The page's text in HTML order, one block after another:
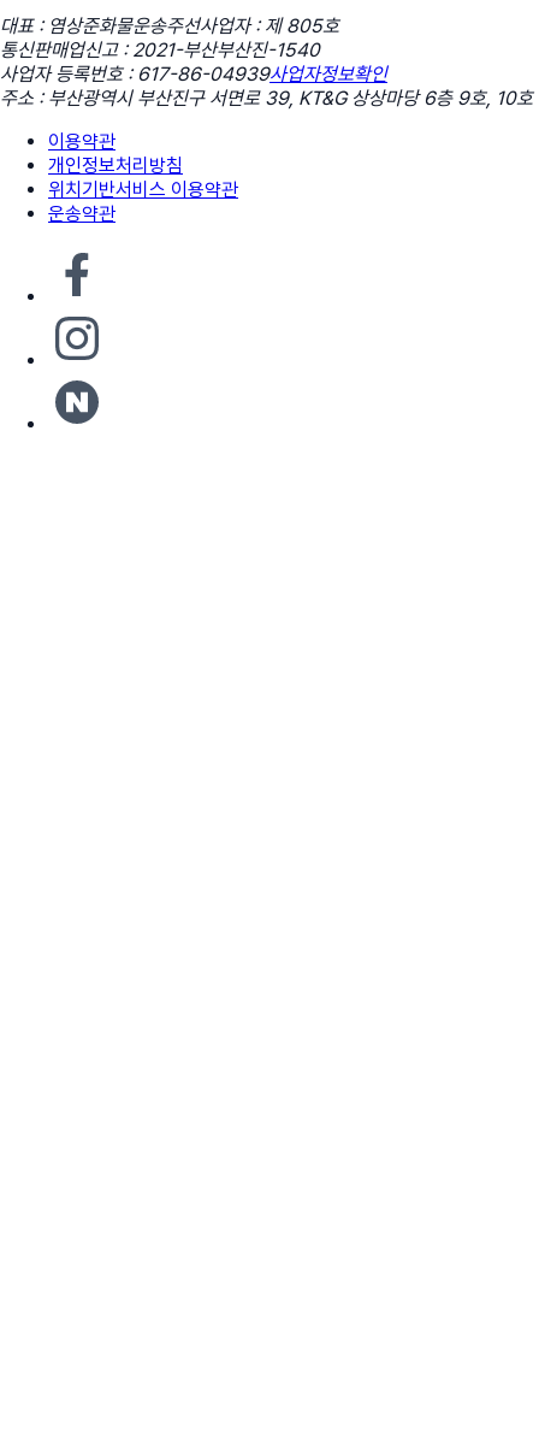
대표 : 염상준화물운송주선사업자 : 제 805호
통신판매업신고 : 2021-부산부산진-1540
사업자 등록번호 : 617-86-04939사업자정보확인
주소 : 부산광역시 부산진구 서면로 39, KT&G 상상마당 6층 9호, 10호
이용약관
개인정보처리방침
위치기반서비스 이용약관
운송약관